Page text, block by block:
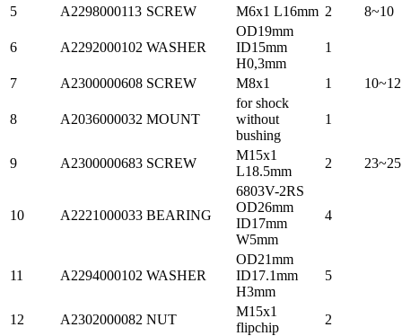
5 A2298000113 SCREW M6x1 L16mm 2 8~10
6 A2292000102 WASHER
OD19mm
ID15mm
H0,3mm
1
7 A2300000608 SCREW M8x1 1 10~12
8 A2036000032 MOUNT
for shock
without
bushing
1
9 A2300000683 SCREW
M15x1
L18.5mm
2 23~25
10 A2221000033 BEARING
6803V-2RS
OD26mm
ID17mm
W5mm
4
11 A2294000102 WASHER
OD21mm
ID17.1mm
H3mm
5
12 A2302000082 NUT
M15x1
flipchip
2